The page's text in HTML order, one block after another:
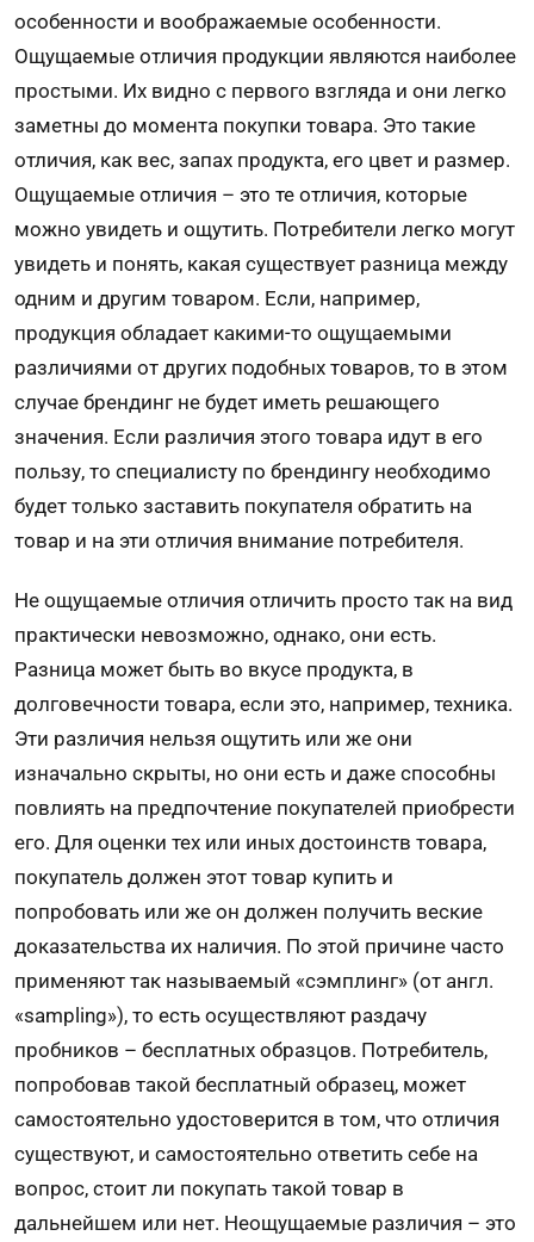
особенности и воображаемые особенности.
Ощущаемые отличия продукции являются наиболее
простыми. Их видно с первого взгляда и они легко
заметны до момента покупки товара. Это такие
отличия, как вес, запах продукта, его цвет и размер.
Ощущаемые отличия – это те отличия, которые
можно увидеть и ощутить. Потребители легко могут
увидеть и понять, какая существует разница между
одним и другим товаром. Если, например,
продукция обладает какими-то ощущаемыми
различиями от других подобных товаров, то в этом
случае брендинг не будет иметь решающего
значения. Если различия этого товара идут в его
пользу, то специалисту по брендингу необходимо
будет только заставить покупателя обратить на
товар и на эти отличия внимание потребителя.
Не ощущаемые отличия отличить просто так на вид
практически невозможно, однако, они есть.
Разница может быть во вкусе продукта, в
долговечности товара, если это, например, техника.
Эти различия нельзя ощутить или же они
изначально скрыты, но они есть и даже способны
повлиять на предпочтение покупателей приобрести
его. Для оценки тех или иных достоинств товара,
покупатель должен этот товар купить и
попробовать или же он должен получить веские
доказательства их наличия. По этой причине часто
применяют так называемый «сэмплинг» (от англ.
«sampling»), то есть осуществляют раздачу
пробников – бесплатных образцов. Потребитель,
попробовав такой бесплатный образец, может
самостоятельно удостоверится в том, что отличия
существуют, и самостоятельно ответить себе на
вопрос, стоит ли покупать такой товар в
дальнейшем или нет. Неощущаемые различия – это